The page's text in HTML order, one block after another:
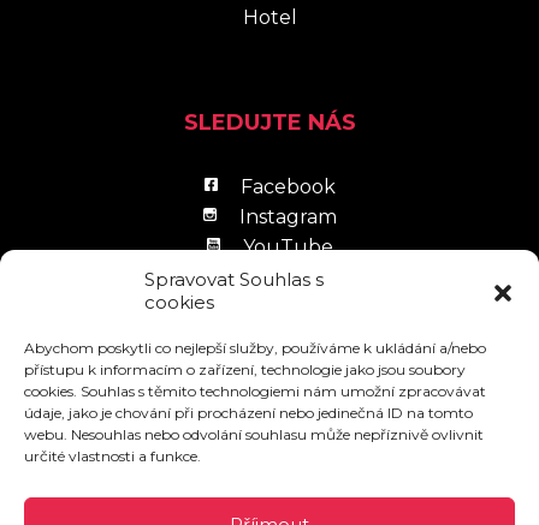
Spravovat Souhlas s
cookies
Abychom poskytli co nejlepší služby, používáme k ukládání a/nebo
přístupu k informacím o zařízení, technologie jako jsou soubory
cookies. Souhlas s těmito technologiemi nám umožní zpracovávat
údaje, jako je chování při procházení nebo jedinečná ID na tomto
webu. Nesouhlas nebo odvolání souhlasu může nepříznivě ovlivnit
určité vlastnosti a funkce.
Hotel
SLEDUJTE NÁS
Facebook
Instagram
YouTube
LinkedIn
Zpracování osobních údajů
Povinně zveřejňované informace